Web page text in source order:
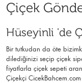
Çiçek
Hüseyinli 'de
Bir tutkudan da öte
dilediğinizi seçip çiçek
fiyatlarla çiçek sepeti
Çiçekçi